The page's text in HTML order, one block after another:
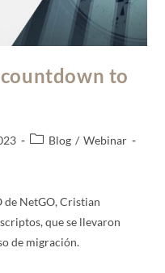
to
Blog / Webinar
de NetGO, Cristian
que se llevaron
de migración.